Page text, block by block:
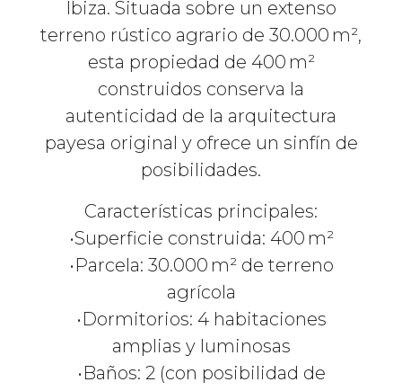
Ibiza. Situada sobre un extenso
terreno rústico agrario de 30.000 m²,
esta propiedad de 400 m²
construidos conserva la
autenticidad de la arquitectura
payesa original y ofrece un sinfín de
posibilidades.
Características principales:
•Superficie construida: 400 m²
•Parcela: 30.000 m² de terreno
agrícola
•Dormitorios: 4 habitaciones
amplias y luminosas
•Baños: 2 (con posibilidad de